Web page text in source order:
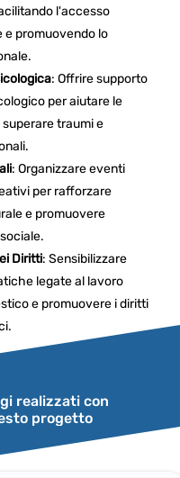
l'accesso
e promuovendo lo
: Offrire supporto
per aiutare le
traumi e
: Organizzare eventi
per rafforzare
e promuovere
Diritti: Sensibilizzare
legate al lavoro
e promuovere i diritti
realizzati con
progetto